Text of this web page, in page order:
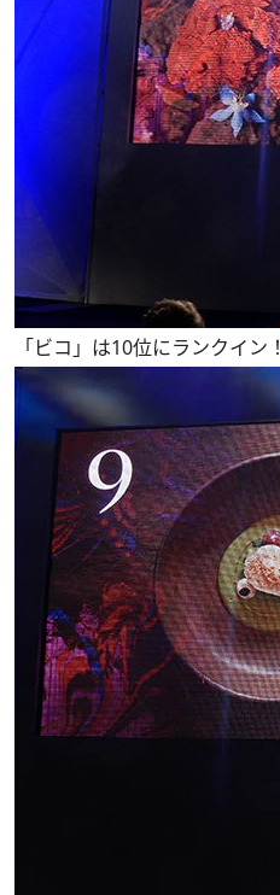
「ビコ」は10位にランクイン！